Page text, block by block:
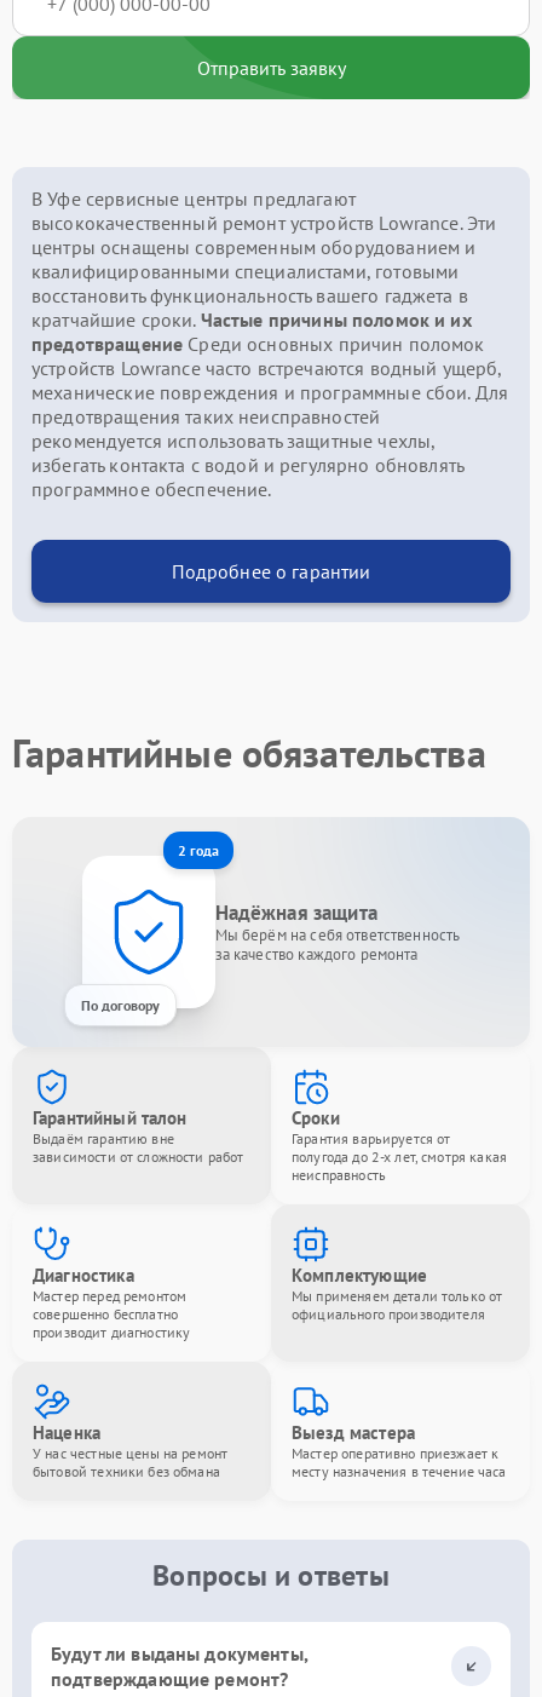
Отправить заявку
В Уфе сервисные центры предлагают
высококачественный ремонт устройств Lowrance. Эти
центры оснащены современным оборудованием и
квалифицированными специалистами, готовыми
восстановить функциональность вашего гаджета в
кратчайшие сроки. Частые причины поломок и их
предотвращение Среди основных причин поломок
устройств Lowrance часто встречаются водный ущерб,
механические повреждения и программные сбои. Для
предотвращения таких неисправностей
рекомендуется использовать защитные чехлы,
избегать контакта с водой и регулярно обновлять
программное обеспечение.
Подробнее о гарантии
Гарантийные обязательства
2 года
По договору
Надёжная защита
Мы берём на себя ответственность
за качество каждого ремонта
Гарантийный талон
Выдаём гарантию вне
зависимости от сложности работ
Сроки
Гарантия варьируется от
полугода до 2-х лет, смотря какая
неисправность
Диагностика
Мастер перед ремонтом
совершенно бесплатно
производит диагностику
Комплектующие
Мы применяем детали только от
официального производителя
Наценка
У нас честные цены на ремонт
бытовой техники без обмана
Выезд мастера
Мастер оперативно приезжает к
месту назначения в течение часа
Вопросы и ответы
Будут ли выданы документы,
подтверждающие ремонт?